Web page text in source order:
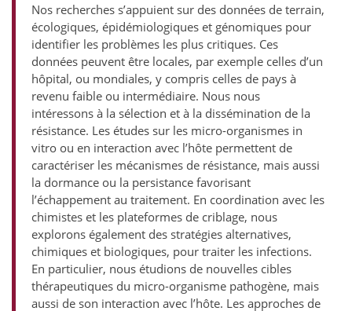
Nos recherches s’appuient sur des données de terrain,
écologiques, épidémiologiques et génomiques pour
identifier les problèmes les plus critiques. Ces
données peuvent être locales, par exemple celles d’un
hôpital, ou mondiales, y compris celles de pays à
revenu faible ou intermédiaire. Nous nous
intéressons à la sélection et à la dissémination de la
résistance. Les études sur les micro-organismes in
vitro ou en interaction avec l’hôte permettent de
caractériser les mécanismes de résistance, mais aussi
la dormance ou la persistance favorisant
l’échappement au traitement. En coordination avec les
chimistes et les plateformes de criblage, nous
explorons également des stratégies alternatives,
chimiques et biologiques, pour traiter les infections.
En particulier, nous étudions de nouvelles cibles
thérapeutiques du micro-organisme pathogène, mais
aussi de son interaction avec l’hôte. Les approches de